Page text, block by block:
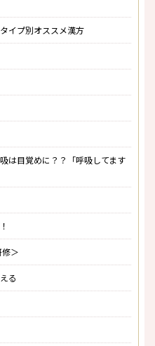
イプ別オススメ漢方
！
は目覚めに？？「呼吸してます
＞
る